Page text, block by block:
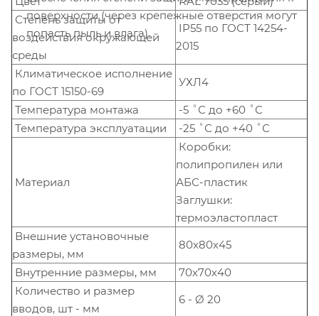
поверхности (через крепежные отверстия могут
попасть пыль и влага).
Степень защиты от
воздействия окружающей
среды
IP55 по ГОСТ 14254-
2015
Климатическое исполнение
по ГОСТ 15150-69
УХЛ4
Температура монтажа
-5 ˚С до +60 ˚С
Температура эксплуатации
-25 ˚С до +40 ˚С
Материал
Коробки:
полипропилен или
АБС-пластик
Заглушки:
термоэластопласт
Внешние установочные
размеры, мм
80х80х45
Внутренние размеры, мм
70х70х40
Количество и размер
вводов, шт - мм
6 - Ø 20